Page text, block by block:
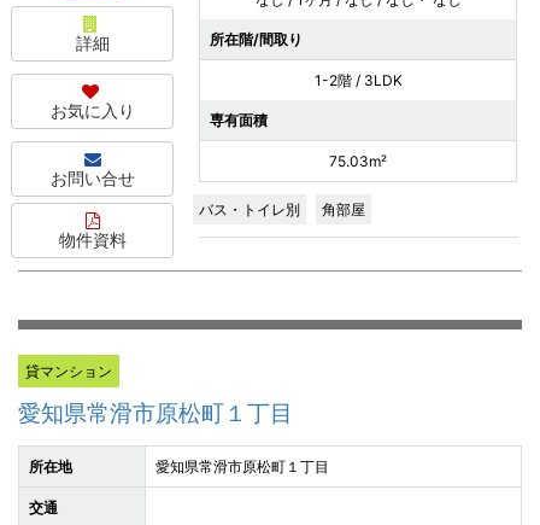
詳細
お気に入り
お問い合せ
物件資料
所在階/間取り
1-2階 / 3LDK
専有面積
75.03m²
バス・トイレ別 角部屋
貸マンション
愛知県常滑市原松町１丁目
所在地 愛知県常滑市原松町１丁目
交通